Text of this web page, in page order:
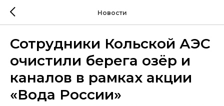
Новости
Сотрудники Кольской АЭС
очистили берега озёр и
каналов в рамках акции
«Вода России»